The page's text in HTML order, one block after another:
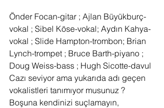
Önder Focan-gitar ; Ajlan Büyükburç-
vokal ; Sibel Köse-vokal; Aydın Kahya-
vokal ; Slide Hampton-trombon; Brian
Lynch-trompet ; Bruce Barth-piyano ;
Doug Weiss-bass ; Hugh Sicotte-davul
Cazı seviyor ama yukarıda adı geçen
vokalistleri tanımıyor musunuz ?
Boşuna kendinizi suçlamayın,